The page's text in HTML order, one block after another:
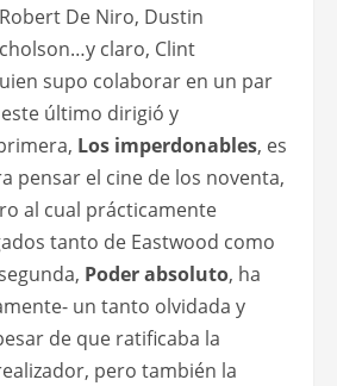
De Niro, Dustin
claro, Clint
supo colaborar en un par
último dirigió y
Los imperdonables, es
pensar el cine de los noventa,
al cual prácticamente
tanto de Eastwood como
Poder absoluto, ha
un tanto olvidada y
de que ratificaba la
pero también la